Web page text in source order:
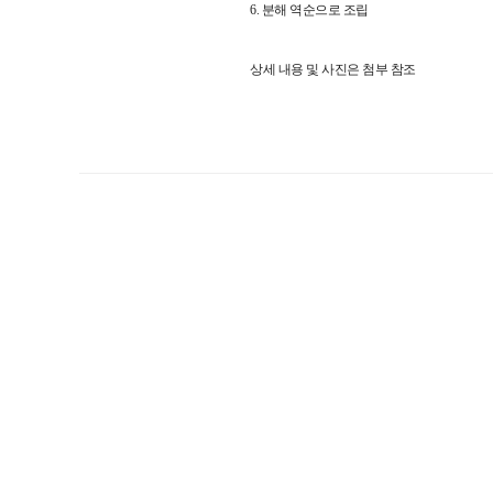
6. 분해 역순으로 조립
상세 내용 및 사진은 첨부 참조